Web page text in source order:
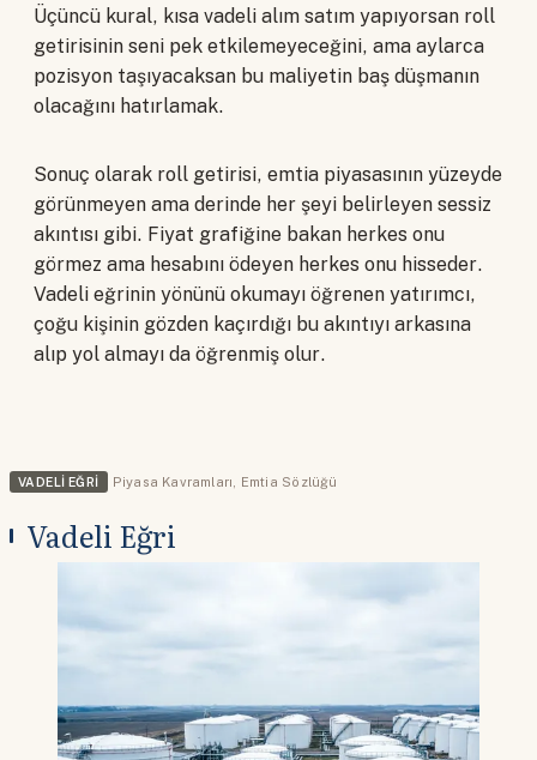
Üçüncü kural, kısa vadeli alım satım yapıyorsan roll
getirisinin seni pek etkilemeyeceğini, ama aylarca
pozisyon taşıyacaksan bu maliyetin baş düşmanın
olacağını hatırlamak.
Sonuç olarak roll getirisi, emtia piyasasının yüzeyde
görünmeyen ama derinde her şeyi belirleyen sessiz
akıntısı gibi. Fiyat grafiğine bakan herkes onu
görmez ama hesabını ödeyen herkes onu hisseder.
Vadeli eğrinin yönünü okumayı öğrenen yatırımcı,
çoğu kişinin gözden kaçırdığı bu akıntıyı arkasına
alıp yol almayı da öğrenmiş olur.
VADELI EĞRI Piyasa Kavramları, Emtia Sözlüğü
Vadeli Eğri